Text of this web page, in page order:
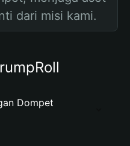
dari misi kami.
Dompet